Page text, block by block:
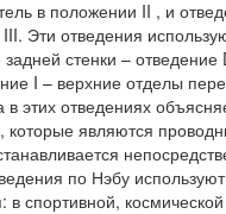
в положении II , и
Эти отведения
стенки –
I – верхние отделы
в этих отведениях
которые являются
по Нэбу
в спортивной,